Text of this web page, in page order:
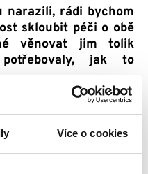
Více o cookies
narazili, rádi bychom
skloubit péči o obě
věnovat jim tolik
jak to
Je to náročné.
obě děti nás
která nám hodně
Terezky, když